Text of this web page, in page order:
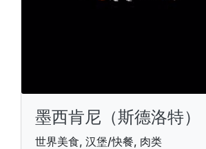
墨西肯尼（斯德洛特）
世界美食, 汉堡/快餐, 肉类